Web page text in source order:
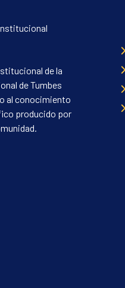
de la
de Tumbes
al conocimiento
producido por